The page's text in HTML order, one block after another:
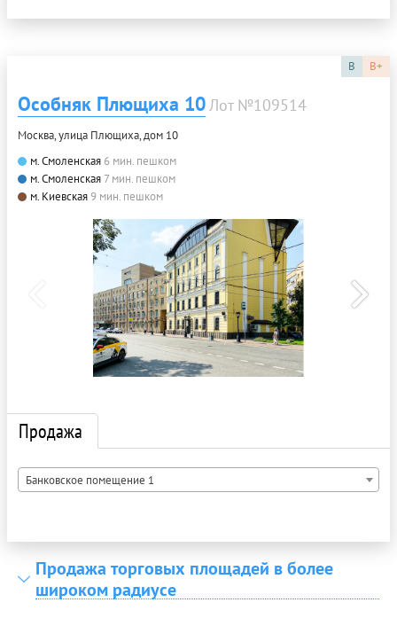
B B+
Особняк Плющиха 10Лот №109514
Москва, улица Плющиха, дом 10
м. Смоленская 6 мин. пешком
м. Смоленская 7 мин. пешком
м. Киевская9 мин. пешком
Продажа
Банковское помещение 1
Продажа торговых площадей в более
широком радиусе